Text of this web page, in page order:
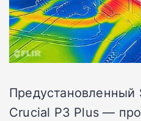
Предустановленный
Crucial P3 Plus —